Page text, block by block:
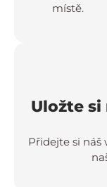
místě.
Uložte si
Přidejte si náš